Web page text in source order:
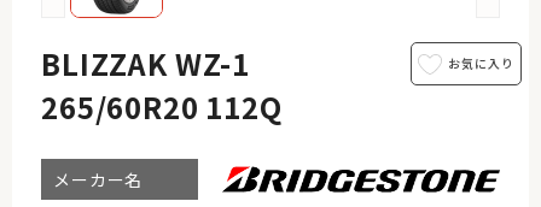
BLIZZAK WZ-1
265/60R20 112Q
メーカー名